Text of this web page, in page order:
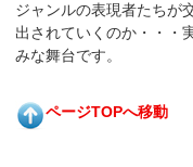
ジャンルの表現者たちが
出されていくのか・・・
みな舞台です。
ページTOPへ移動